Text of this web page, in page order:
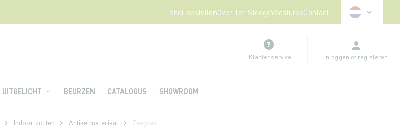
Snel bestellenOver Ter SteegeVacaturesContact
Taal
Klantenservice Inloggen of registeren
UITGELICHT BEURZEN CATALOGUS SHOWROOM
Indoor potten Artikelmateriaal Zeegras